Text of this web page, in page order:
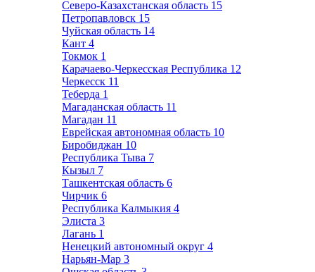
Северо-Казахстанская область 15
Петропавловск 15
Чуйская область 14
Кант 4
Токмок 1
Карачаево-Черкесская Республика 12
Черкесск 11
Теберда 1
Магаданская область 11
Магадан 11
Еврейская автономная область 10
Биробиджан 10
Республика Тыва 7
Кызыл 7
Ташкентская область 6
Чирчик 6
Республика Калмыкия 4
Элиста 3
Лагань 1
Ненецкий автономный округ 4
Нарьян-Мар 3